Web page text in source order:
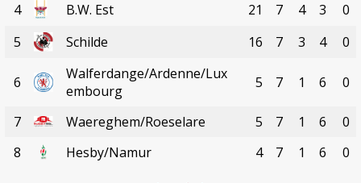
4
B.W. Est 21 7 4 3
0
5
Schilde 16 7 3 4 0
6
Walferdange/Ardenne/Lux
embourg
5 7 1 6 0
7 Waereghem/Roeselare 5 7 1 6
0
8
Hesby/Namur 4 7 1 6 0